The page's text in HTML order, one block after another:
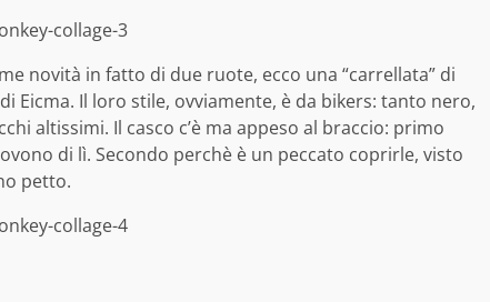
novità in fatto di due ruote, ecco una “carrellata” di
Eicma. Il loro stile, ovviamente, è da bikers: tanto nero,
altissimi. Il casco c’è ma appeso al braccio: primo
di lì. Secondo perchè è un peccato coprirle, visto
petto.